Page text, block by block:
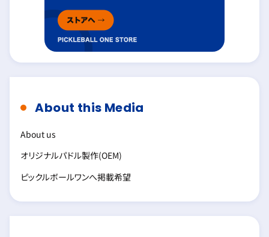
About this Media
About us
オリジナルパドル製作(OEM)
ピックルボールワンへ掲載希望